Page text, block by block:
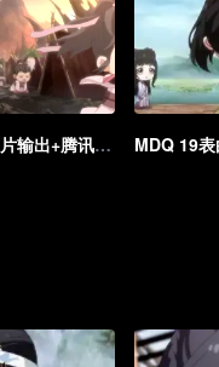
MDQ 18种田 成片输出+腾讯海外版